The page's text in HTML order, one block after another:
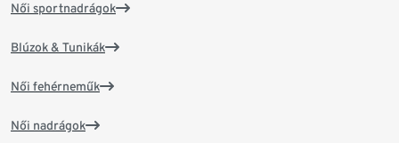
Női sportnadrágok
Blúzok & Tunikák
Női fehérneműk
Női nadrágok